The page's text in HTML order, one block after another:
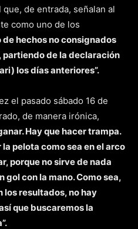
de entrada, señalan al
como uno de los
de hechos no consignados
de la declaración
los días anteriores”.
el pasado sábado 16 de
de manera irónica,
Hay que hacer trampa.
pelota como sea en el arco
porque no sirve de nada
gol con la mano. Como sea,
los resultados, no hay
que buscaremos la